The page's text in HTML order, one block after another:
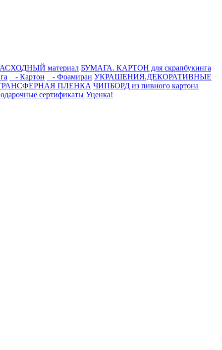
материал БУМАГА. КАРТОН для скрапбукинга
- Картон - Фоамиран УКРАШЕНИЯ.ДЕКОРАТИВНЫЕ
ПЛЕНКА ЧИПБОРД из пивного картона
сертификаты Уценка!